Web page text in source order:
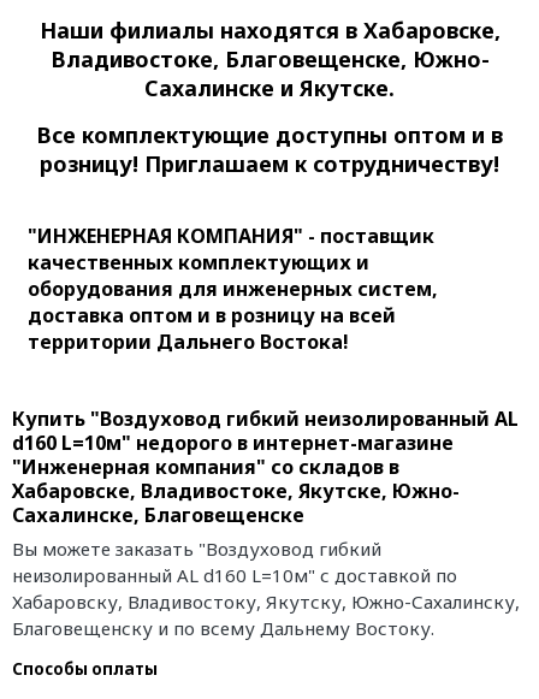
Наши филиалы находятся в Хабаровске,
Владивостоке, Благовещенске, Южно-
Сахалинске и Якутске.
Все комплектующие доступны оптом и в
розницу! Приглашаем к сотрудничеству!
"ИНЖЕНЕРНАЯ КОМПАНИЯ" - поставщик
качественных комплектующих и
оборудования для инженерных систем,
доставка оптом и в розницу на всей
территории Дальнего Востока!
Купить "Воздуховод гибкий неизолированный AL
d160 L=10м" недорого в интернет-магазине
"Инженерная компания" со складов в
Хабаровске, Владивостоке, Якутске, Южно-
Сахалинске, Благовещенске
Вы можете заказать "Воздуховод гибкий
неизолированный AL d160 L=10м" с доставкой по
Хабаровску, Владивостоку, Якутску, Южно-Сахалинску,
Благовещенску и по всему Дальнему Востоку.
Способы оплаты